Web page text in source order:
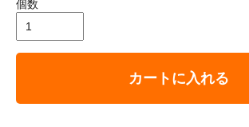
個数
カートに入れる